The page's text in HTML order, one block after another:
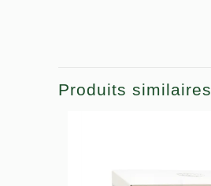
Produits similaires